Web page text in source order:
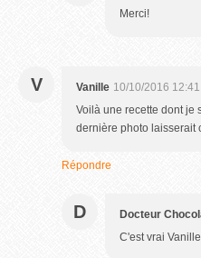
Merci!
V Vanille 10/10/2016 12:41
Voilà une recette dont je
dernière photo laisserait
Répondre
D Docteur
C'est vrai